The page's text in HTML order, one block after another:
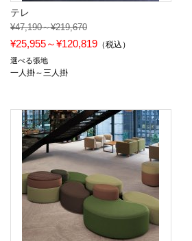
テレ
¥47,190～¥219,670
¥25,955～¥120,819（税込）
選べる張地
一人掛～三人掛